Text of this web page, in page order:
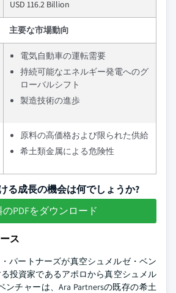
USD 116.2 Billion
主要な市場動向
電気自動車の運転需要
持続可能なエネルギー発電へのグ
ローバルシフト
製造技術の進歩
原料の高価格および限られた供給
希土類金属による危険性
る成長の機会は何でしょうか?
PDFをダウンロード
ス
パートナーズが真空シュメルゼ・ベン
投資家であるアポロから真空シュメル
ンチャーは、Ara Partnersの既存の希土